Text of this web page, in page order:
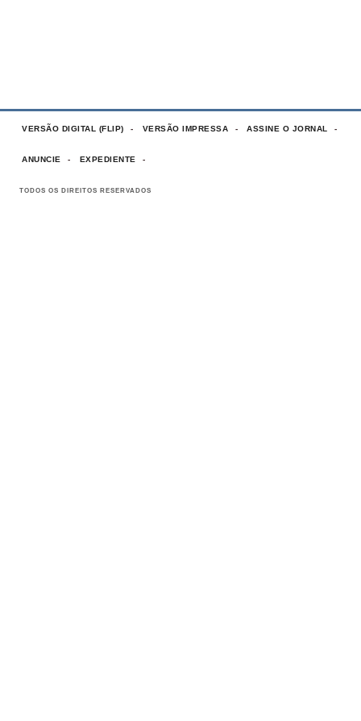
VERSÃO DIGITAL (FLIP) VERSÃO IMPRESSA ASSINE O JORNAL
ANUNCIE EXPEDIENTE
TODOS OS DIREITOS RESERVADOS